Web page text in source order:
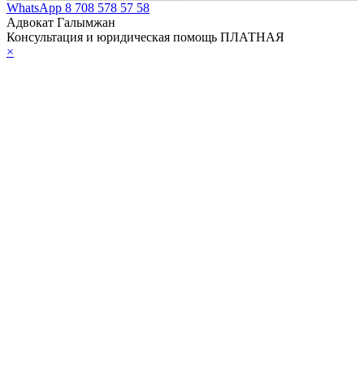
WhatsApp 8 708 578 57 58
Адвокат Галымжан
Консультация и юридическая помощь ПЛАТНАЯ
×